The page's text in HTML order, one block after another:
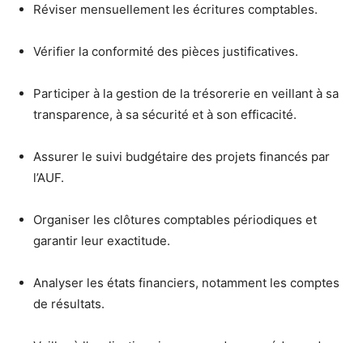
Réviser mensuellement les écritures comptables.
Vérifier la conformité des pièces justificatives.
Participer à la gestion de la trésorerie en veillant à sa
transparence, à sa sécurité et à son efficacité.
Assurer le suivi budgétaire des projets financés par
l’AUF.
Organiser les clôtures comptables périodiques et
garantir leur exactitude.
Analyser les états financiers, notamment les comptes
de résultats.